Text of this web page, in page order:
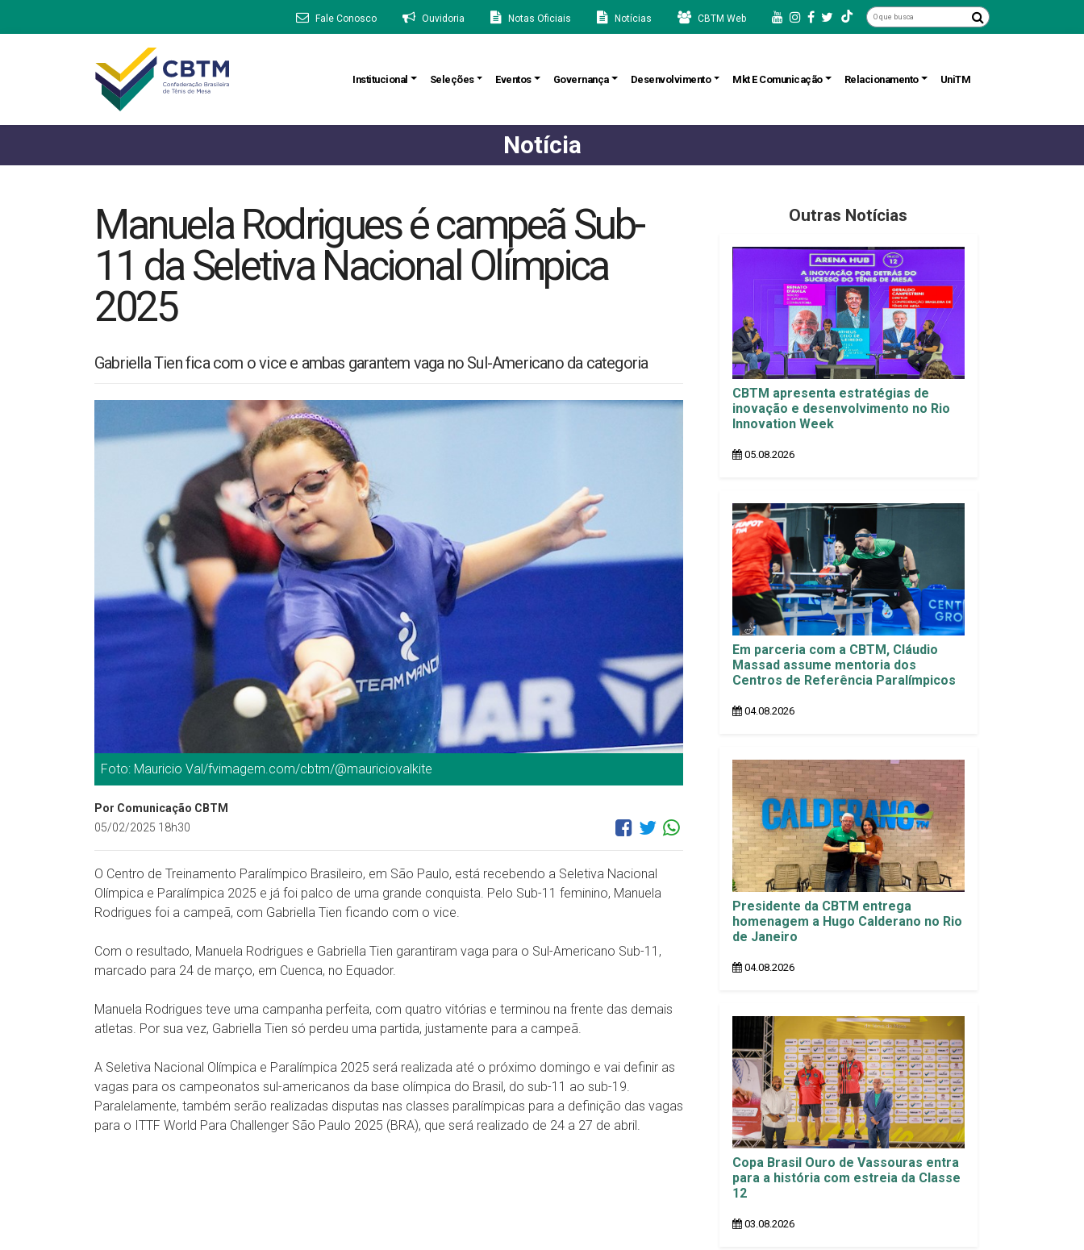
Fale Conosco Ouvidoria Notas Oficiais Notícias CBTM Web
Institucional Seleções Eventos Governança Desenvolvimento Mkt E Comunicação Relacionamento UniTM
Notícia
Manuela Rodrigues é campeã Sub-
11 da Seletiva Nacional Olímpica
2025
Gabriella Tien fica com o vice e ambas garantem vaga no Sul-Americano da categoria
Foto: Mauricio Val/fvimagem.com/cbtm/@mauriciovalkite
Por Comunicação CBTM
05/02/2025 18h30
O Centro de Treinamento Paralímpico Brasileiro, em São Paulo, está recebendo a Seletiva Nacional
Olímpica e Paralímpica 2025 e já foi palco de uma grande conquista. Pelo Sub-11 feminino, Manuela
Rodrigues foi a campeã, com Gabriella Tien ficando com o vice.
Com o resultado, Manuela Rodrigues e Gabriella Tien garantiram vaga para o Sul-Americano Sub-11,
marcado para 24 de março, em Cuenca, no Equador.
Manuela Rodrigues teve uma campanha perfeita, com quatro vitórias e terminou na frente das demais
atletas. Por sua vez, Gabriella Tien só perdeu uma partida, justamente para a campeã.
A Seletiva Nacional Olímpica e Paralímpica 2025 será realizada até o próximo domingo e vai definir as
vagas para os campeonatos sul-americanos da base olímpica do Brasil, do sub-11 ao sub-19.
Paralelamente, também serão realizadas disputas nas classes paralímpicas para a definição das vagas
para o ITTF World Para Challenger São Paulo 2025 (BRA), que será realizado de 24 a 27 de abril.
Outras Notícias
CBTM apresenta estratégias de
inovação e desenvolvimento no Rio
Innovation Week
05.08.2026
Em parceria com a CBTM, Cláudio
Massad assume mentoria dos
Centros de Referência Paralímpicos
04.08.2026
Presidente da CBTM entrega
homenagem a Hugo Calderano no Rio
de Janeiro
04.08.2026
Copa Brasil Ouro de Vassouras entra
para a história com estreia da Classe
12
03.08.2026